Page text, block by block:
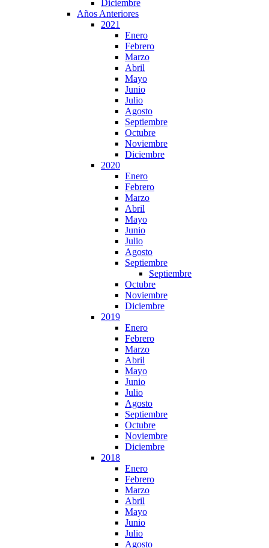
Diciembre
Años Anteriores
2021
Enero
Febrero
Marzo
Abril
Mayo
Junio
Julio
Agosto
Septiembre
Octubre
Noviembre
Diciembre
2020
Enero
Febrero
Marzo
Abril
Mayo
Junio
Julio
Agosto
Septiembre
Septiembre
Octubre
Noviembre
Diciembre
2019
Enero
Febrero
Marzo
Abril
Mayo
Junio
Julio
Agosto
Septiembre
Octubre
Noviembre
Diciembre
2018
Enero
Febrero
Marzo
Abril
Mayo
Junio
Julio
Agosto